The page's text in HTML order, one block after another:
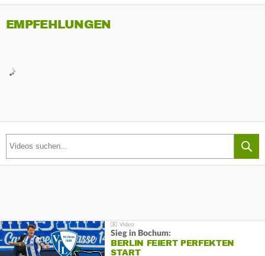
EMPFEHLUNGEN
Sieg in Bochum:
BERLIN FEIERT PERFEKTEN
START